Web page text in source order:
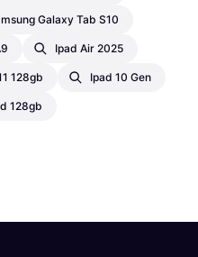
Galaxy Tab S10
Ipad Air 2025
128gb Ipad 10 Gen
128gb